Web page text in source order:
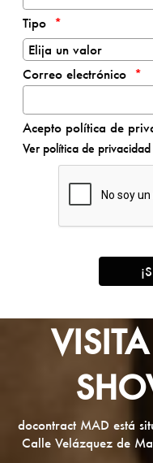
Tipo
Correo electrónico
Acepto política de
Ver política de privacidad
docontract MAD está
Calle Velázquez de